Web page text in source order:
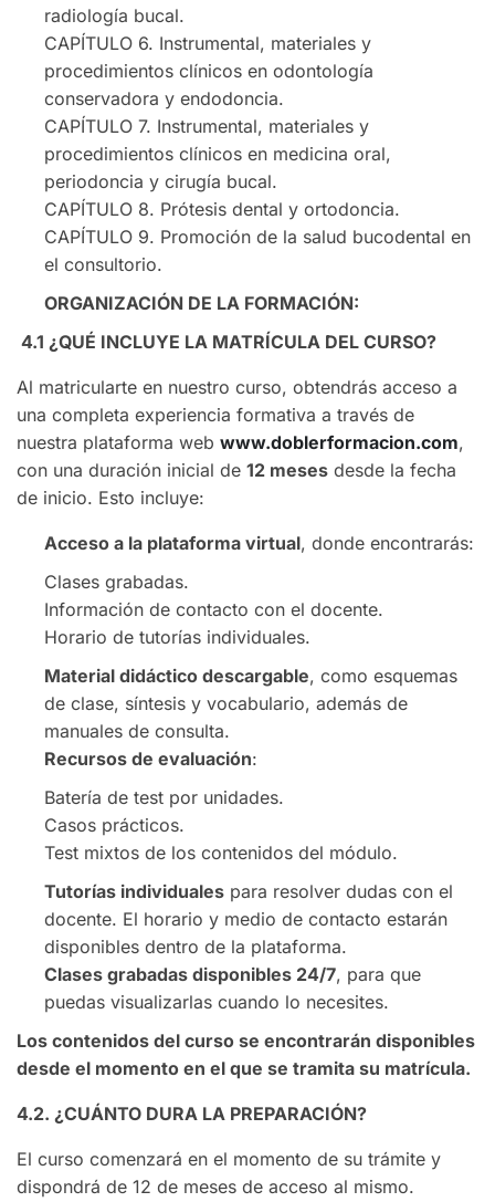
radiología bucal.
CAPÍTULO 6. Instrumental, materiales y
procedimientos clínicos en odontología
conservadora y endodoncia.
CAPÍTULO 7. Instrumental, materiales y
procedimientos clínicos en medicina oral,
periodoncia y cirugía bucal.
CAPÍTULO 8. Prótesis dental y ortodoncia.
CAPÍTULO 9. Promoción de la salud bucodental en
el consultorio.
ORGANIZACIÓN DE LA FORMACIÓN:
4.1 ¿QUÉ INCLUYE LA MATRÍCULA DEL CURSO?
Al matricularte en nuestro curso, obtendrás acceso a
una completa experiencia formativa a través de
nuestra plataforma web www.doblerformacion.com,
con una duración inicial de 12 meses desde la fecha
de inicio. Esto incluye:
Acceso a la plataforma virtual, donde encontrarás:
Clases grabadas.
Información de contacto con el docente.
Horario de tutorías individuales.
Material didáctico descargable, como esquemas
de clase, síntesis y vocabulario, además de
manuales de consulta.
Recursos de evaluación:
Batería de test por unidades.
Casos prácticos.
Test mixtos de los contenidos del módulo.
Tutorías individuales para resolver dudas con el
docente. El horario y medio de contacto estarán
disponibles dentro de la plataforma.
Clases grabadas disponibles 24/7, para que
puedas visualizarlas cuando lo necesites.
Los contenidos del curso se encontrarán disponibles
desde el momento en el que se tramita su matrícula.
4.2. ¿CUÁNTO DURA LA PREPARACIÓN?
El curso comenzará en el momento de su trámite y
dispondrá de 12 de meses de acceso al mismo.